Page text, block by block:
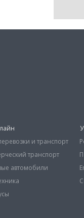
и транспорт
транспорт
автомобили